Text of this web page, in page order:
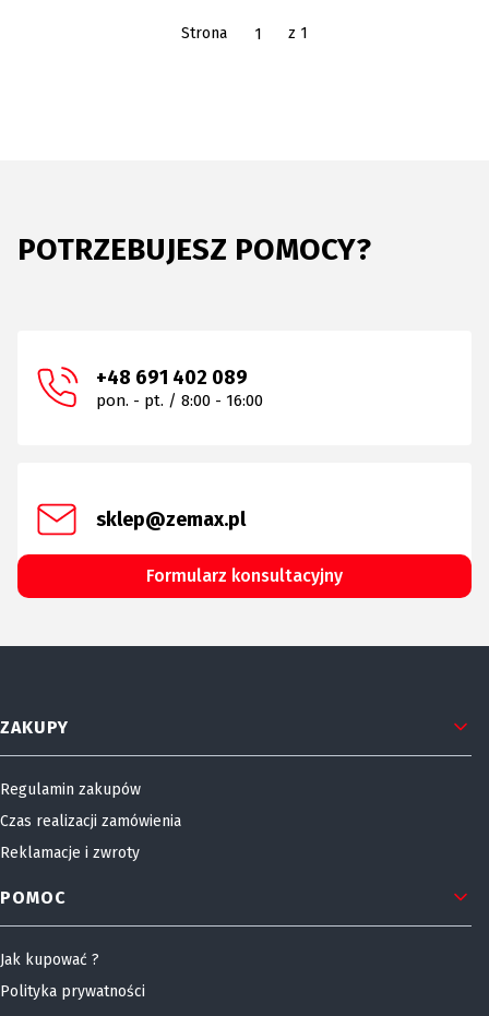
Strona z 1
POTRZEBUJESZ POMOCY?
+48 691 402 089
pon. - pt. / 8:00 - 16:00
sklep@zemax.pl
Formularz konsultacyjny
Linki w stopce
ZAKUPY
Regulamin zakupów
Czas realizacji zamówienia
Reklamacje i zwroty
POMOC
Jak kupować ?
Polityka prywatności